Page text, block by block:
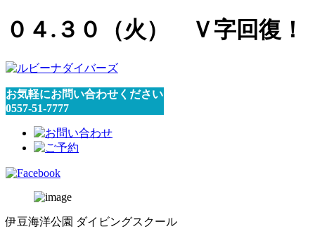
０４.３０（火） Ｖ字回復！
お気軽にお問い合わせください
0557-51-7777
伊豆海洋公園 ダイビングスクール